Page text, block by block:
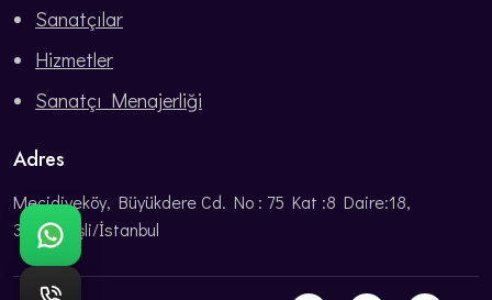
WhatsApp: Bize ulaşın
Sanatçılar
Hizmetler
Sanatçı Menajerliği
Adres
Mecidiyeköy, Büyükdere Cd. No : 75 Kat :8 Daire:18,
34387 Şişli/İstanbul